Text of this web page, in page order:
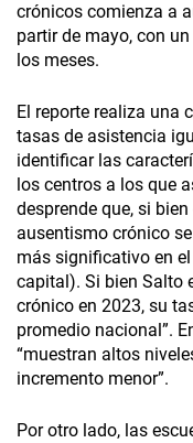
crónicos comienza a
partir de mayo, con
los meses.
El reporte realiza una
tasas de asistencia
identificar las
los centros a los que
desprende que, si
ausentismo crónico
más significativo en el
capital). Si bien Salto
crónico en 2023, su
promedio nacional”.
“muestran altos
incremento menor”.
Por otro lado, las